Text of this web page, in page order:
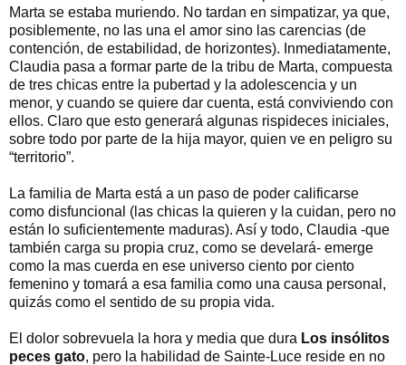
Marta se estaba muriendo. No tardan en simpatizar, ya que,
posiblemente, no las una el amor sino las carencias (de
contención, de estabilidad, de horizontes). Inmediatamente,
Claudia pasa a formar parte de la tribu de Marta, compuesta
de tres chicas entre la pubertad y la adolescencia y un
menor, y cuando se quiere dar cuenta, está conviviendo con
ellos. Claro que esto generará algunas rispideces iniciales,
sobre todo por parte de la hija mayor, quien ve en peligro su
“territorio”.
La familia de Marta está a un paso de poder calificarse
como disfuncional (las chicas la quieren y la cuidan, pero no
están lo suficientemente maduras). Así y todo, Claudia -que
también carga su propia cruz, como se develará- emerge
como la mas cuerda en ese universo ciento por ciento
femenino y tomará a esa familia como una causa personal,
quizás como el sentido de su propia vida.
El dolor sobrevuela la hora y media que dura Los insólitos
peces gato, pero la habilidad de Sainte-Luce reside en no